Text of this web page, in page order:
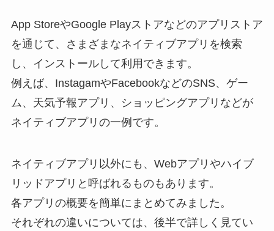
App StoreやGoogle Playストアなどのアプリストア
を通じて、さまざまなネイティブアプリを検索
し、インストールして利用できます。
例えば、InstagamやFacebookなどのSNS、ゲー
ム、天気予報アプリ、ショッピングアプリなどが
ネイティブアプリの一例です。
ネイティブアプリ以外にも、Webアプリやハイブ
リッドアプリと呼ばれるものもあります。
各アプリの概要を簡単にまとめてみました。
それぞれの違いについては、後半で詳しく見てい